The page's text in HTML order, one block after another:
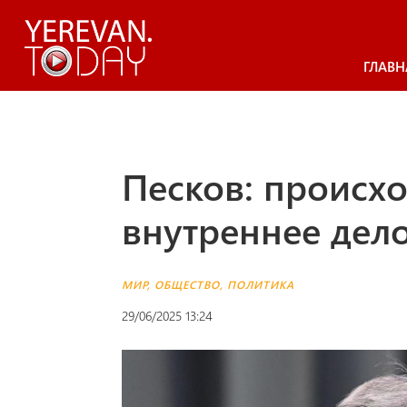
Песков:
внутреннее
МИР, ОБЩЕСТВО, ПОЛИТИКА
29/06/2025 13:24